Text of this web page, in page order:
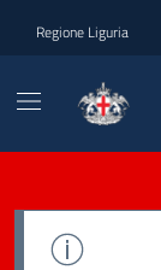
Regione Liguria